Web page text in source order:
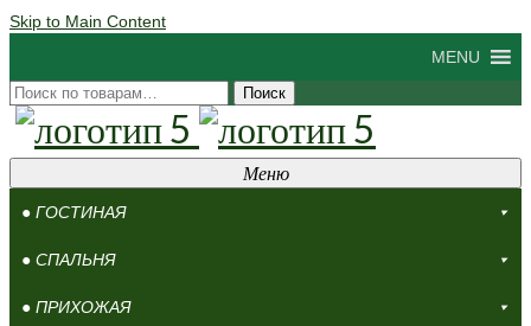
Skip to Main Content
MENU
Искать:
Поиск
Меню
● ГОСТИНАЯ
● СПАЛЬНЯ
● ПРИХОЖАЯ